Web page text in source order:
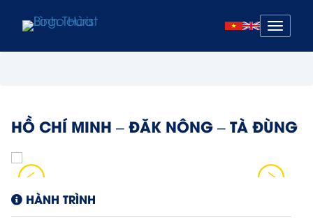
Mở
menu
HỒ CHÍ MINH – ĐĂK NÔNG – TÀ ĐÙNG
HÀNH TRÌNH